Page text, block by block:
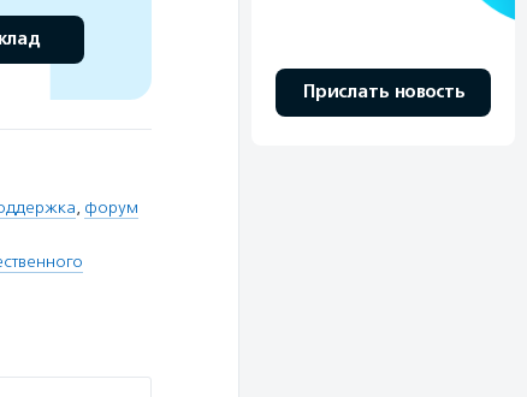
, форум
Прислать новость